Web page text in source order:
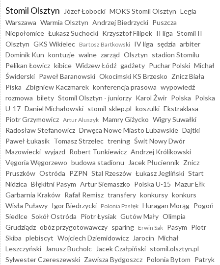
Stomil Olsztyn Józef Łobocki MOKS Stomil Olsztyn Legia
Warszawa Warmia Olsztyn Andrzej Biedrzycki Puszcza
Niepołomice Łukasz Suchocki Krzysztof Filipek II liga Stomil II
Olsztyn GKS Wikielec Bartosz Bartkowski IV liga sędzia arbiter
Dominik Kun kontuzje walne zarząd Olsztyn stadion Stomilu
Pelikan Łowicz kibice Widzew Łódź gadżety Puchar Polski Michał
Świderski Paweł Baranowski Okocimski KS Brzesko Znicz Biała
Piska Zbigniew Kaczmarek konferencja prasowa wypowiedź
rozmowa bilety Stomil Olsztyn - juniorzy Karol Żwir Polska Polska
U-17 Daniel Michałowski stomil-sklep.pl koszulki Ekstraklasa
Piotr Grzymowicz Artur Aluszyk Mamry Giżycko Wigry Suwałki
Radosław Stefanowicz Drwęca Nowe Miasto Lubawskie Dajtki
Paweł Łukasik Tomasz Strzelec trening Świt Nowy Dwór
Mazowiecki wyjazd Robert Tunkiewicz Andrzej Królikowski
Vęgoria Węgorzewo budowa stadionu Jacek Płuciennik Znicz
Pruszków Ostróda PZPN Stal Rzeszów Łukasz Jegliński Start
Nidzica Błękitni Pasym Artur Siemaszko Polska U-15 Mazur Ełk
Garbarnia Kraków Rafał Remisz transfery konkursy konkurs
Wisła Puławy Igor Biedrzycki Polonia Pasłęk Huragan Morąg Pogoń
Siedlce Sokół Ostróda Piotr Łysiak Gutów Mały Olimpia
Grudziądz obóz przygotowawczy sparing Erwin Sak Pasym Piotr
Skiba plebiscyt Wojciech Dziemidowicz Jarocin Michał
Leszczyński
Janusz Bucholc Jacek Czałpiński stomil.olsztyn.pl
Sylwester Czereszewski Zawisza Bydgoszcz Polonia Bytom Patryk